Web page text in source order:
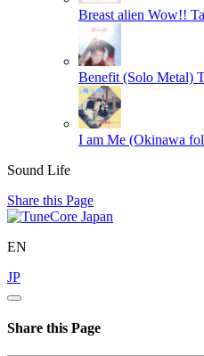
Breast alien Wow!!
Benefit (Solo Metal)
I am Me (Okinawa
Sound Life
Share this Page
EN
JP
Share this Page